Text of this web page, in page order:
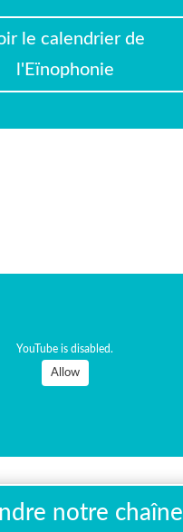
le calendrier de
l'Eïnophonie
YouTube is disabled.
Allow
notre chaîne